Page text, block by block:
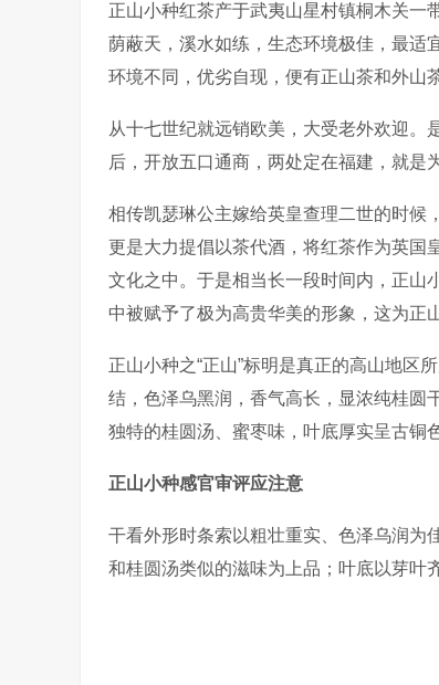
正山小种红茶产于武夷山星村镇桐木关一
荫蔽天，溪水如练，生态环境极佳，最适
环境不同，优劣自现，便有正山茶和外山
从十七世纪就远销欧美，大受老外欢迎。
后，开放五口通商，两处定在福建，就是
相传凯瑟琳公主嫁给英皇查理二世的时候
更是大力提倡以茶代酒，将红茶作为英国
文化之中。于是相当长一段时间内，正山
中被赋予了极为高贵华美的形象，这为正
正山小种之“正山”标明是真正的高山地区
结，色泽乌黑润，香气高长，显浓纯桂圆
独特的桂圆汤、蜜枣味，叶底厚实呈古铜色
正山小种感官审评应注意
干看外形时条索以粗壮重实、色泽乌润为
和桂圆汤类似的滋味为上品；叶底以芽叶